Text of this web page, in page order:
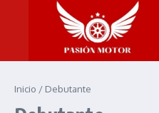
Saltar al contenido
Inicio / Debutante